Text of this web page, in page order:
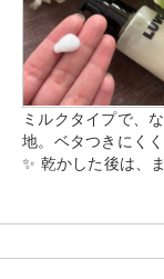
ミルクタイプで、
地。ベタつきにく
✨ 乾かした後は、まとまりやすく扱いやすい仕上がりに。 毛先
までしっとり感の
した。 重たくなりすぎず、素直にまとまるような仕上がりで、